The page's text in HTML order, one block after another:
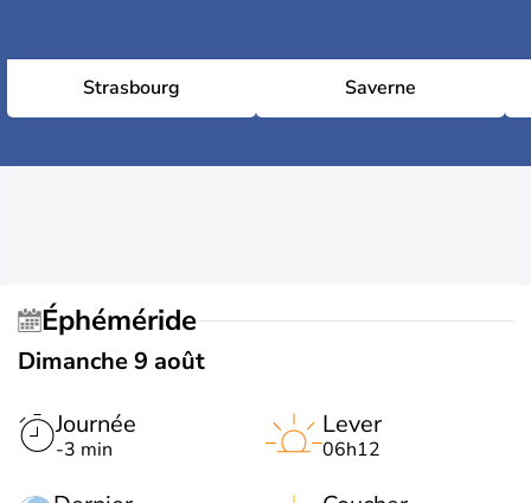
Strasbourg Saverne
Éphéméride
Dimanche 9 août
Journée
-3 min
Lever
06h12